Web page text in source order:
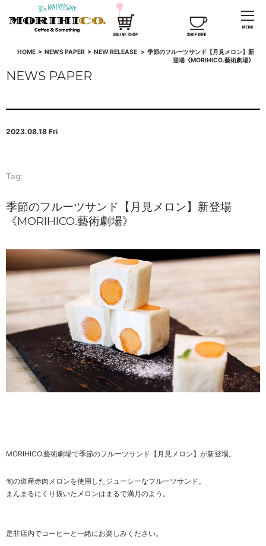
HOME> NEWS PAPER> NEW RELEASE > 季節のフルーツサンド【月見メロン】新
登場《MORIHICO.藝術劇場》
NEWS PAPER
2023.08.18 Fri
Tag:
季節のフルーツサンド【月見メロン】新登場
《MORIHICO.藝術劇場》
MORIHICO.藝術劇場で季節のフルーツサンド【月見メロン】が新登場。
旬の道産赤肉メロンを使用したジューシーなフルーツサンド。
まんまるにくり抜いたメロンはまるで満月のよう。
是非店内でコーヒーと一緒にお楽しみください。